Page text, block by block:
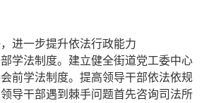
，进一步提升依法行政能力
学法制度。建立健全街道党工委中心
前学法制度。提高领导干部依法依规
导干部遇到棘手问题首先咨询司法所